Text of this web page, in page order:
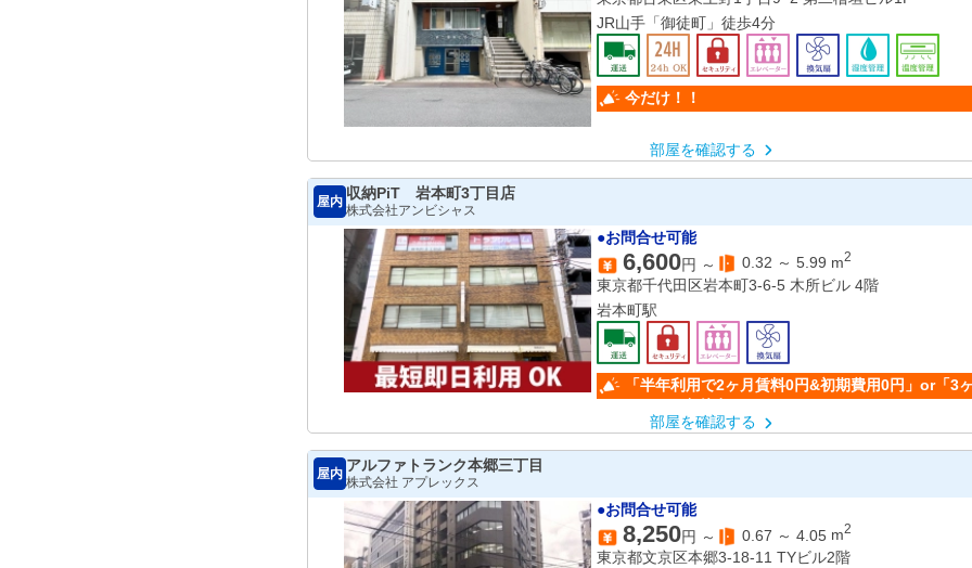
JR山手「御徒町」徒歩4分
今だけ！！
部屋を確認する
屋内
収納PiT 岩本町3丁目店
株式会社アンビシャス
●お問合せ可能
6,600円 ～ 0.32 ～ 5.99 m2
東京都千代田区岩本町3-6-5 木所ビル 4階
岩本町駅
「半年利用で2ヶ月賃料0円&初期費用0円」or「3
部屋を確認する
屋内
アルファトランク本郷三丁目
株式会社 アプレックス
●お問合せ可能
8,250円 ～ 0.67 ～ 4.05 m2
東京都文京区本郷3-18-11 TYビル2階